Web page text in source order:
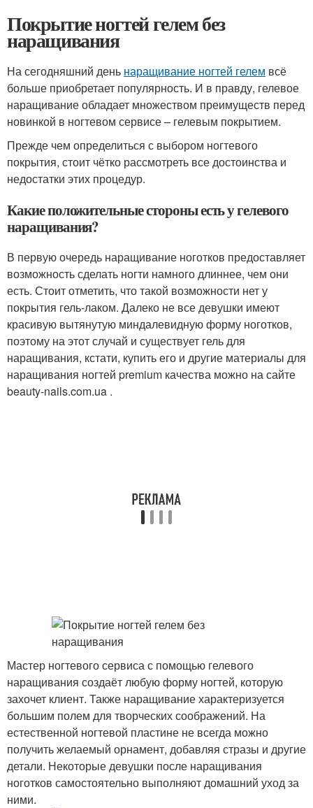
Покрытие ногтей гелем без
наращивания
На сегодняшний день наращивание ногтей гелем всё
больше приобретает популярность. И в правду, гелевое
наращивание обладает множеством преимуществ перед
новинкой в ногтевом сервисе – гелевым покрытием.
Прежде чем определиться с выбором ногтевого
покрытия, стоит чётко рассмотреть все достоинства и
недостатки этих процедур.
Какие положительные стороны есть у гелевого
наращивания?
В первую очередь наращивание ноготков предоставляет
возможность сделать ногти намного длиннее, чем они
есть. Стоит отметить, что такой возможности нет у
покрытия гель-лаком. Далеко не все девушки имеют
красивую вытянутую миндалевидную форму ноготков,
поэтому на этот случай и существует гель для
наращивания, кстати, купить его и другие материалы для
наращивания ногтей premium качества можно на сайте
beauty-nails.com.ua .
Мастер ногтевого сервиса с помощью гелевого
наращивания создаёт любую форму ногтей, которую
захочет клиент. Также наращивание характеризуется
большим полем для творческих соображений. На
естественной ногтевой пластине не всегда можно
получить желаемый орнамент, добавляя стразы и другие
детали. Некоторые девушки после наращивания
ноготков самостоятельно выполняют домашний уход за
ними.